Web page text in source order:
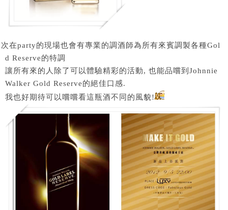
在party的現場也會有專業的調酒師為所有來賓調製各種Gol
d Reserve的特調
讓所有來的人除了可以體驗精彩的活動, 也能品嚐到Johnnie
Walker Gold Reserve的絕佳口感.
我也好期待可以嚐嚐看這瓶酒不同的風貌!